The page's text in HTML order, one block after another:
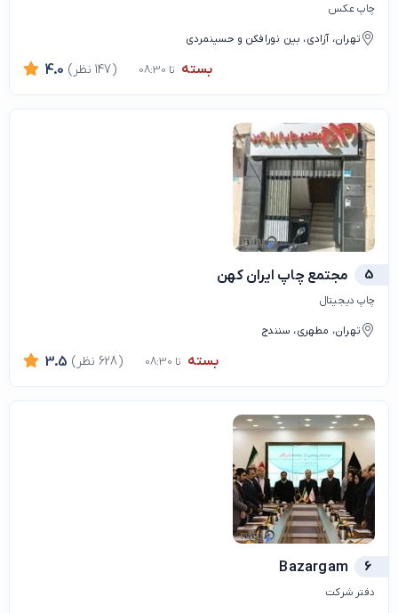
چاپ عکس
تهران، آزادی، بین نورافکن و حسینمردی
بسته تا 08:30 4.0 (147 نظر)
5 مجتمع چاپ ایران کهن
چاپ دیجیتال
تهران، مطهری، سنندج
بسته تا 08:30 3.5 (628 نظر)
6
Bazargam
دفتر شرکت